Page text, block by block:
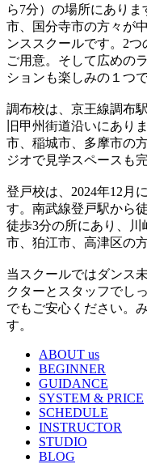
ら7分）の場所にありま
市、国分寺市の方々が
ンススクールです。2
ご用意。そして広めの
ションも楽しみの１つで
調布校は、京王線調布
旧甲州街道沿いにあり
市、稲城市、多摩市の
ジオで見学スペースも
登戸校は、2024年12月
す。南武線登戸駅から
徒歩3分の所にあり、
市、狛江市、高津区の
当スクールではダンス
クターとスタッフでし
でもご安心ください。
す。
ABOUT us
BEGINNER
GUIDANCE
SYSTEM & PRICE
SCHEDULE
INSTRUCTOR
STUDIO
BLOG